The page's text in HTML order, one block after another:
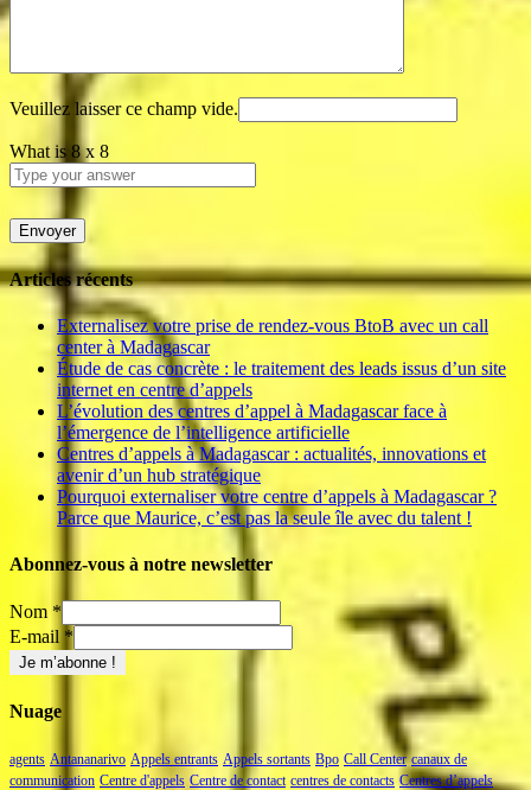
Veuillez laisser ce champ vide.
What is 8x 8
Articles récents
Externalisez votre prise de rendez-vous BtoB avec un call
center à Madagascar
Étude de cas concrète : le traitement des leads issus d’un site
internet en centre d’appels
L’évolution des centres d’appel à Madagascar face à
l’émergence de l’intelligence artificielle
Centres d’appels à Madagascar : actualités, innovations et
avenir d’un hub stratégique
Pourquoi externaliser votre centre d’appels à Madagascar ?
Parce que Maurice, c’est pas la seule île avec du talent !
Abonnez-vous à notre newsletter
Nom *
E-mail *
Nuage
agents Antananarivo Appels entrants Appels sortants Bpo Call Center canaux de
communication Centre d'appels Centre de contact centres de contacts Centres d’appels